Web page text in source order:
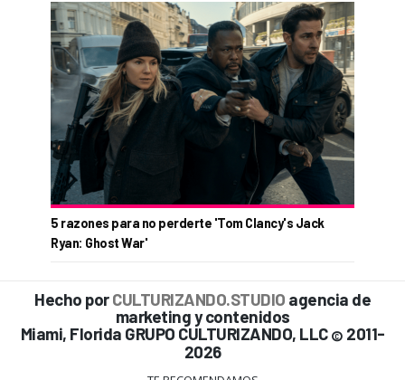
5 razones para no perderte 'Tom Clancy's Jack
Ryan: Ghost War'
Hecho porCULTURIZANDO.STUDIO agencia de
marketing y contenidos
Miami, Florida GRUPO CULTURIZANDO, LLC © 2011-
2026